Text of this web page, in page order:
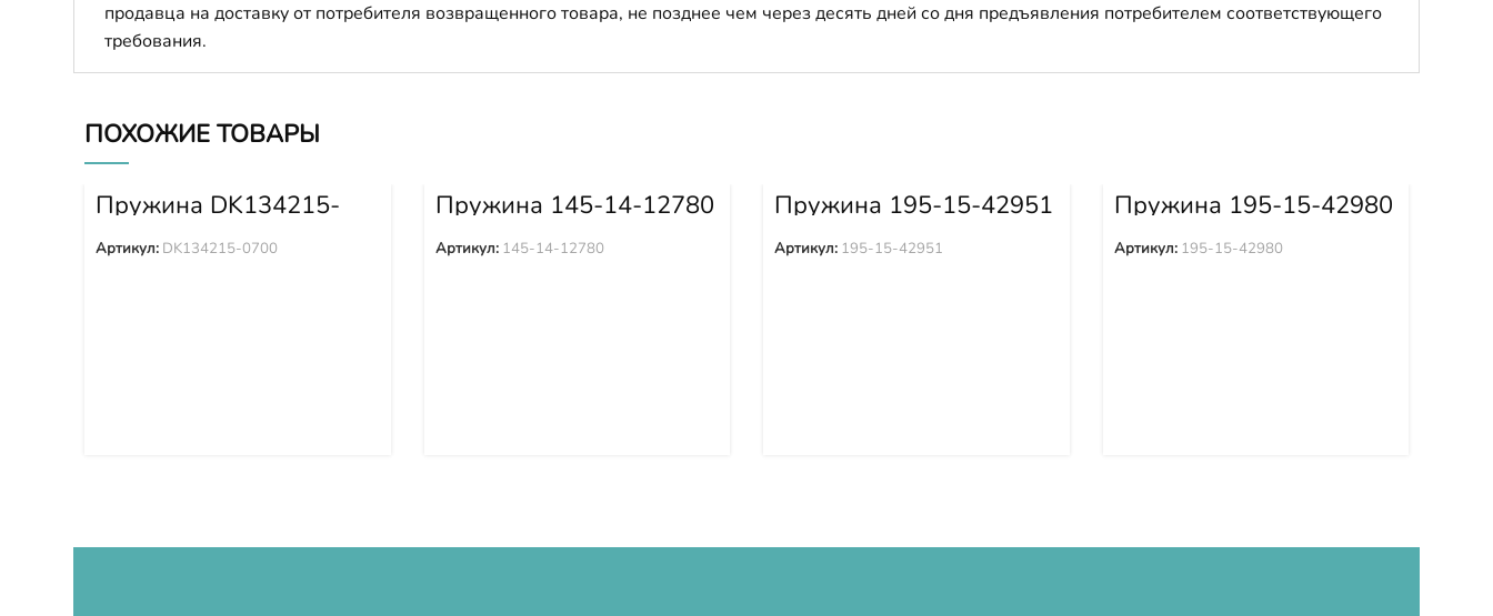
продавца на доставку от потребителя возвращенного товара, не позднее чем через десять дней со дня предъявления потребителем соответствующего
требования.
ПОХОЖИЕ ТОВАРЫ
Пружина DK134215-
0700
Артикул: DK134215-0700
Пружина 145-14-12780
Артикул: 145-14-12780
Пружина 195-15-42951
Артикул: 195-15-42951
Пружина 195-15-42980
Артикул: 195-15-42980